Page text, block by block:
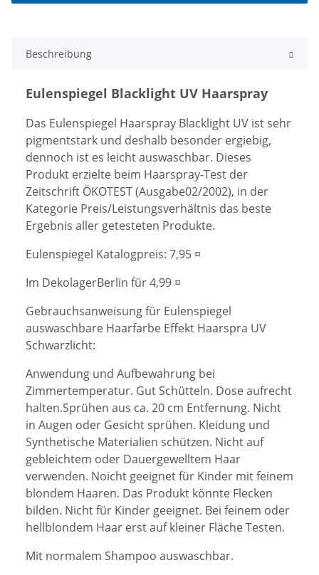
Beschreibung
Eulenspiegel Blacklight UV Haarspray
Das Eulenspiegel Haarspray Blacklight UV ist sehr
pigmentstark und deshalb besonder ergiebig,
dennoch ist es leicht auswaschbar. Dieses
Produkt erzielte beim Haarspray-Test der
Zeitschrift ÖKOTEST (Ausgabe02/2002), in der
Kategorie Preis/Leistungsverhältnis das beste
Ergebnis aller getesteten Produkte.
Eulenspiegel Katalogpreis: 7,95 ¤
Im DekolagerBerlin für4,99 ¤
Gebrauchsanweisung für Eulenspiegel
auswaschbare Haarfarbe Effekt Haarspra UV
Schwarzlicht:
Anwendung und Aufbewahrung bei
Zimmertemperatur. Gut Schütteln. Dose aufrecht
halten.Sprühen aus ca. 20 cm Entfernung. Nicht
in Augen oder Gesicht sprühen. Kleidung und
Synthetische Materialien schützen. Nicht auf
gebleichtem oder Dauergewelltem Haar
verwenden. Noicht geeignet für Kinder mit feinem
blondem Haaren. Das Produkt könnte Flecken
bilden. Nicht für Kinder geeignet. Bei feinem oder
hellblondem Haar erst auf kleiner Fläche Testen.
Mit normalem Shampoo auswaschbar.